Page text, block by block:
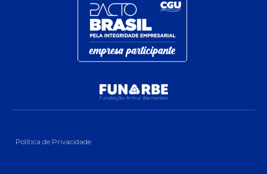
Política de Privacidade